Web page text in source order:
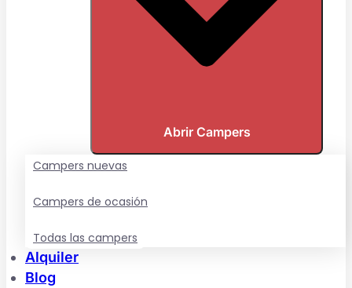
Abrir Campers
Campers nuevas
Campers de ocasión
Todas las campers
Alquiler
Blog